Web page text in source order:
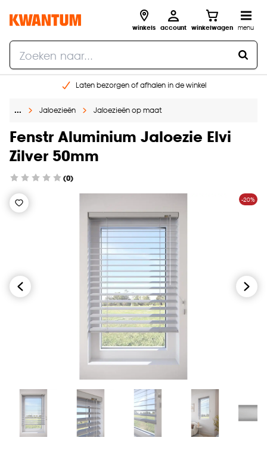
winkels account winkelwagen menu
Laten bezorgen of afhalen in de winkel
Gratis raam advies en inmeten aan huis
… Jaloezieën Jaloezieën op maat
Fenstr Aluminium Jaloezie Elvi
Zilver 50mm
(0)
-20%